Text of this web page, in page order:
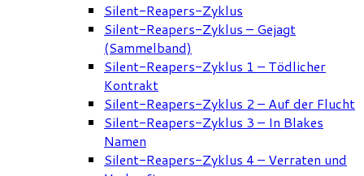
Silent-Reapers-Zyklus
Silent-Reapers-Zyklus – Gejagt
(Sammelband)
Silent-Reapers-Zyklus 1 – Tödlicher
Kontrakt
Silent-Reapers-Zyklus 2 – Auf der Flucht
Silent-Reapers-Zyklus 3 – In Blakes
Namen
Silent-Reapers-Zyklus 4 – Verraten und